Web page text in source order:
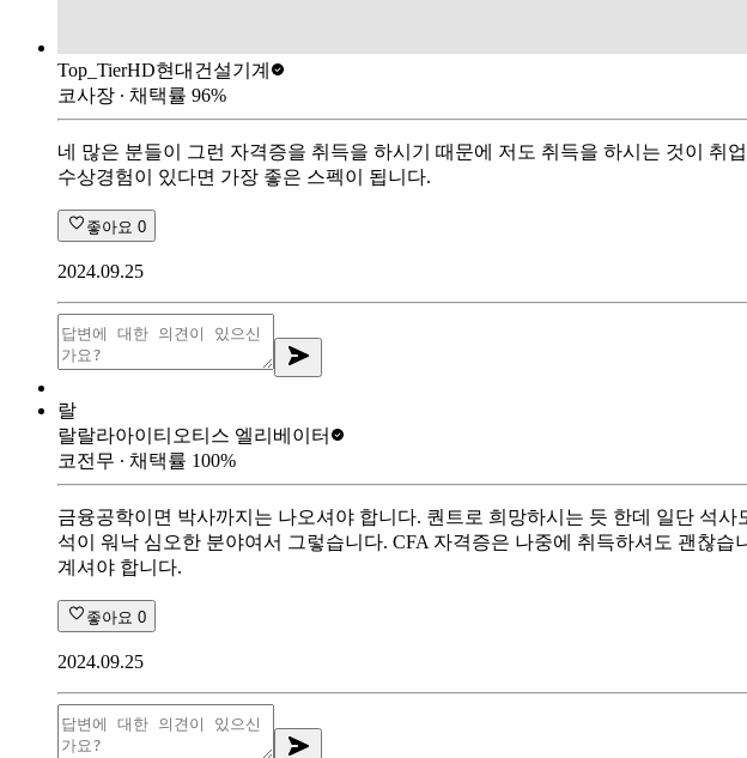
Top_TierHD현대건설기계
코사장 ∙ 채택률 96%
네 많은 분들이 그런 자격증을 취득을 하시기 때문에 저도 취득을 하시는 것이
수상경험이 있다면 가장 좋은 스펙이 됩니다.
좋아요 0
2024.09.25
랄
랄랄라아이티 오티스 엘리베이터
코전무 ∙ 채택률 100%
금융공학이면 박사까지는 나오셔야 합니다. 퀀트로 희망하시는 듯 한데 일단 석
석이 워낙 심오한 분야여서 그렇습니다. CFA 자격증은 나중에 취득하셔도 괜찮
계셔야 합니다.
좋아요 0
2024.09.25